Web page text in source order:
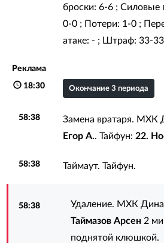
броски: 6-6 ;
0-0 ; Потери: 1-0 ;
атаке: - ; Штраф: 33-33
Реклама
18:30 Окончание 3 периода
58:38 Замена вратаря. МХК
Егор А.. Тайфун: 22.
58:38 Таймаут. Тайфун.
58:38 Удаление. МХК
Таймазов Арсен 2
поднятой клюшкой.